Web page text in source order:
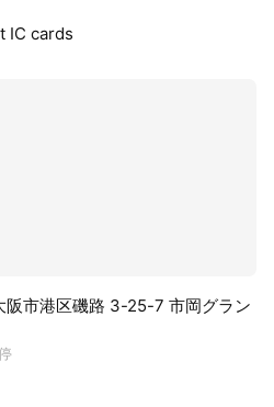
IC cards
市港区磯路 3-25-7 市岡グラン